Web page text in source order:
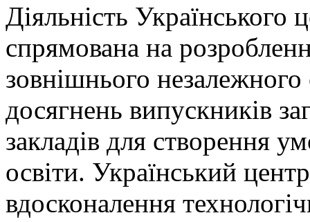
Діяльність Українського
спрямована на
зовнішнього
досягнень випускників
закладів для створення
освіти. Український
вдосконалення